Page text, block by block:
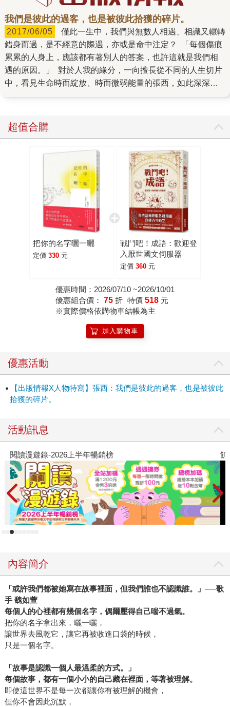
我們是彼此的過客，也是被彼此拾獲的碎片。
2017/06/05
錯身而過，是不經意的際遇，亦或是命中注定？ 「每個傷痕
累累的人身上，應該都有著別人的答案，也許這就是我們相
遇的原因。」 對於人我的緣分，一向擅長從不同的人生切片
中，看見生命時而綻放、時而微弱能量的張西，如此深深感
西在Facebook上創立了一個名為故事貿易公司的粉絲專頁，
開始用一份甜點和一個陌生人交換一個故事。二○一四年，她
經，在粉絲專頁上寫下一個又一個的紀錄。在二○一五年七
月，她被三采出版社找到後，二○一六年五月，出版了她的第
一本書《把你的名字曬一曬》。 第一次，她以張西的名字，
深深地走進讀者心裡。 這一次，張西以一封情書換一張沙發
的形式，再次進行故事貿易。她拉起行李，從台北出走，步
上一千公里的島內紀行。在與三十個陌生人度過的夜晚裡，
刻劃下的傷口和堅強、失落與希望…… 在這一個個看似尋常
的百姓人家中，她看見了一個個在命途波流中力圖求生的靈
生，她超越年歲的寂寞；有兩個孩子的三十五歲單親媽媽，
曾對愛情的孤注一擲；家暴陰影下的二十三歲少女，對家庭
的恐懼與無悔包容……那些一語道不盡的撼動，她一一寫進
了《你走慢了我的時間》。 這是她人生截至目前最長的旅
行，更由衷感到：「每一天晚上，都是一扇門，每一扇門
靈魂，張西用理解的眼神、易感的溫度，融化了每個陌生人
勇敢地走進時空黑洞中，照見他人與自我在生命中的掙扎、
困頓。讓那些深藏於記憶深處的塵埃，在彼此交心的片刻，
己生命中的重量。 當我們遇見一個人，何嘗不是從對方身
上，看見了終其一生中意欲逃避卻又渴望被觸及的自己，多
盼望經過彼此心靈的轉印後，讓曾經的創痛，因被理解而柔
軟，幻化為另一個懂得涵養他人傷痕的心臟。 如同張西所寫
的：「生命並不溫柔，也不會終其一生都荒蕪或華美，我們
是彼此的過客，也是被彼此拾獲的碎片，恆常裡的變數，被
沖散在人海裡的每一個靈魂，只要有人記得，就會發光。」
從《把你的名字曬一曬》到《你走慢了我的時間》，張西從
台灣這塊處處溫情的土地上，汲取了那些受命運、時光催化
這塊土地的人們更緊密相連。 雖然，我們現在還不知道她是
哪一種樹木，但當你遇見張西（或她的文字），一定會被她
透過枝葉灑下的陽光，所觸動，就像她曾走過的那片森林一
樣。
超值合購
把你的名字曬一曬
定價 330 元
戰鬥吧！成語：歡迎登
入厭世國文伺服器
定價 360 元
優惠時間：2026/07/10 ~2026/10/01
優惠組合價： 75 折 特價 518 元
※實際價格依購物車結帳為主
加入購物車
優惠活動
【出版情報X人物特寫】張西：我們是彼此的過客，也是被彼此
拾獲的碎片。
活動訊息
閱讀漫遊錄-2026上半年暢銷榜 飢
內容簡介
「或許我們都被她寫在故事裡面，但我們誰也不認識誰。」──歌
手 魏如萱
每個人的心裡都有幾個名字，偶爾壓得自己喘不過氣。
把你的名字拿出來，曬一曬，
讓世界去風乾它，讓它再被收進口袋的時候，
只是一個名字。
「故事是認識一個人最溫柔的方式。」
每個故事，都有一個小小的自己藏在裡面，等著被理解。
即使這世界不是每一次都讓你有被理解的機會，
但你不會因此沉默，